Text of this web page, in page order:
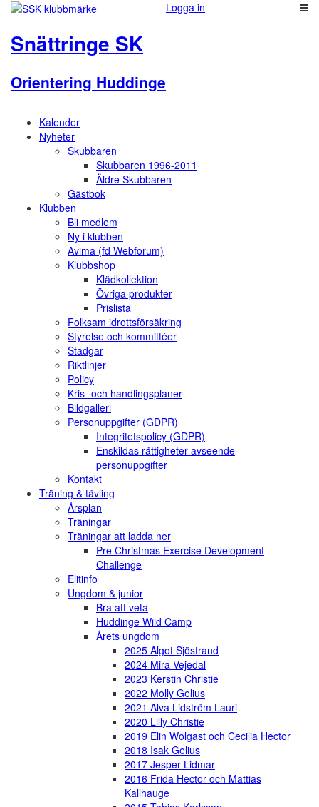
Logga in
Snättringe SK
Orientering Huddinge
Kalender
Nyheter
Skubbaren
Skubbaren 1996-2011
Äldre Skubbaren
Gästbok
Klubben
Bli medlem
Ny i klubben
Avima (fd Webforum)
Klubbshop
Klädkollektion
Övriga produkter
Prislista
Folksam idrottsförsäkring
Styrelse och kommittéer
Stadgar
Riktlinjer
Policy
Kris- och handlingsplaner
Bildgalleri
Personuppgifter (GDPR)
Integritetspolicy (GDPR)
Enskildas rättigheter avseende
personuppgifter
Kontakt
Träning & tävling
Årsplan
Träningar
Träningar att ladda ner
Pre Christmas Exercise Development
Challenge
Elitinfo
Ungdom & junior
Bra att veta
Huddinge Wild Camp
Årets ungdom
2025 Algot Sjöstrand
2024 Mira Vejedal
2023 Kerstin Christie
2022 Molly Gelius
2021 Alva Lidström Lauri
2020 Lilly Christie
2019 Elin Wolgast och Cecilia Hector
2018 Isak Gelius
2017 Jesper Lidmar
2016 Frida Hector och Mattias
Kallhauge